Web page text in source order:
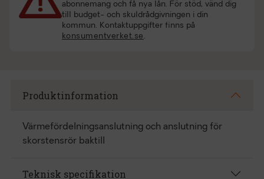
abonnemang och få nya lån. För stöd, vänd dig
till budget- och skuldrådgivningen i din
kommun. Kontaktuppgifter finns på
konsumentverket.se .
Produktinformation
Värmefördelningsanslutning och anslutning för
skorstensrör baktill
Teknisk specifikation